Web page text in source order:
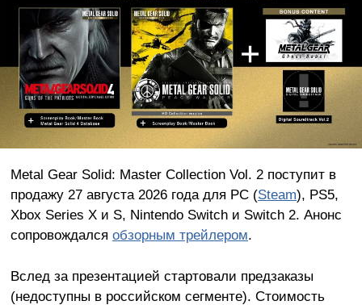
Metal Gear Solid: Master Collection Vol. 2 поступит в
продажу 27 августа 2026 года для PC (Steam), PS5,
Xbox Series X и S, Nintendo Switch и Switch 2. Анонс
сопровождался обзорным трейлером.
Вслед за презентацией стартовали предзаказы
(недоступны в российском сегменте). Стоимость